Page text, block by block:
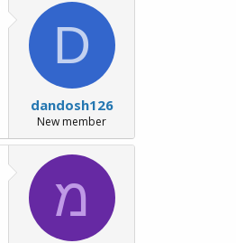
D
dandosh126
New member
מ